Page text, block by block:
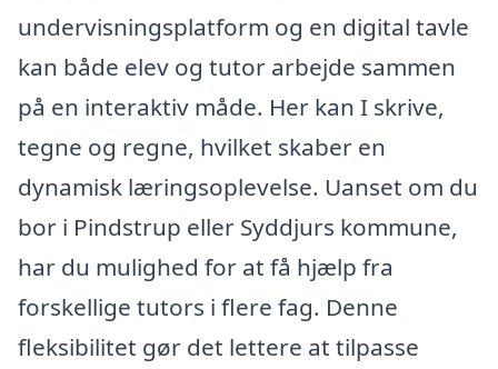
undervisningsplatform og en digital tavle
kan både elev og tutor arbejde sammen
på en interaktiv måde. Her kan I skrive,
tegne og regne, hvilket skaber en
dynamisk læringsoplevelse. Uanset om du
bor i Pindstrup eller Syddjurs kommune,
har du mulighed for at få hjælp fra
forskellige tutors i flere fag. Denne
fleksibilitet gør det lettere at tilpasse